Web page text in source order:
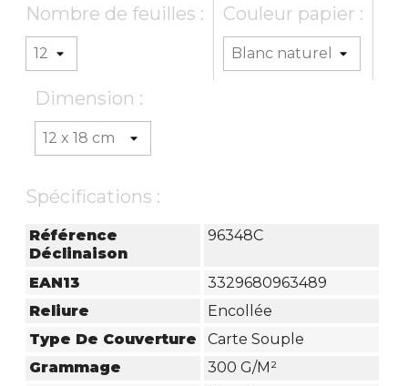
Nombre de feuilles : Couleur papier :
Dimension :
Spécifications :
Référence
Déclinaison
96348C
EAN13
3329680963489
Reliure
Encollée
Type De Couverture
Carte Souple
Grammage
300 G/m²